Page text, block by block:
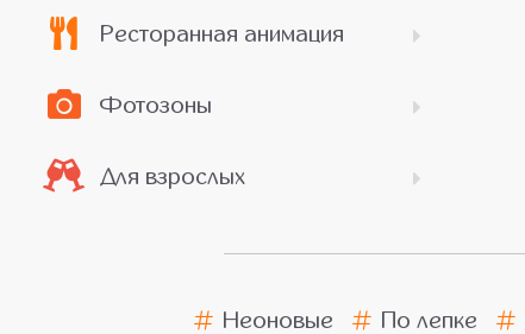
Ресторанная анимация
Фотозоны
Для взрослых
Неоновые По лепке